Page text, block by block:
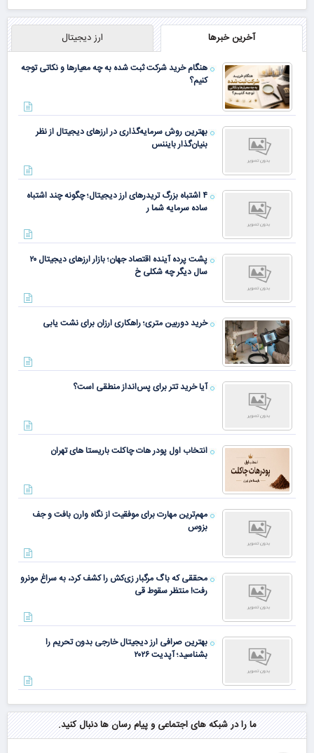
آخرین خبرها ارز دیجیتال
هنگام خرید شرکت ثبت شده به چه معیارها و نکاتی توجه
کنیم؟
بهترین روش سرمایه‌گذاری در ارزهای دیجیتال از نظر
بنیان‌گذار بایننس
۴ اشتباه بزرگ تریدرهای ارز دیجیتال؛ چگونه چند اشتباه
ساده سرمایه شما ر
پشت پرده آینده اقتصاد جهان؛ بازار ارزهای دیجیتال ۲۰
سال دیگر چه شکلی خ
خرید دوربین متری؛ راهکاری ارزان برای نشت یابی
آیا خرید تتر برای پس‌انداز منطقی است؟
انتخاب اول پودر هات چاکلت باریستا های تهران
مهم‌ترین مهارت برای موفقیت از نگاه وارن بافت و جف
بزوس
محققی که باگ مرگبار زی‌کش را کشف کرد، به سراغ مونرو
رفت! منتظر سقوط قی
بهترین صرافی ارز دیجیتال خارجی بدون تحریم را
بشناسید؛ آپدیت ۲۰۲۶
ما را در شبکه های اجتماعی و پیام رسان ها دنبال کنید.